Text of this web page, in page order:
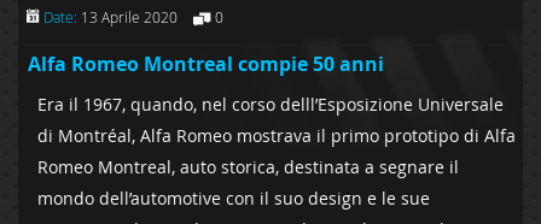
Date: 13 Aprile 2020 0
Alfa Romeo Montreal compie 50 anni
Era il 1967, quando, nel corso delll’Esposizione Universale
di Montréal, Alfa Romeo mostrava il primo prototipo di Alfa
Romeo Montreal, auto storica, destinata a segnare il
mondo dell’automotive con il suo design e le sue